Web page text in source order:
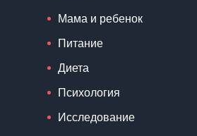
Мама и ребенок
Питание
Диета
Психология
Исследование